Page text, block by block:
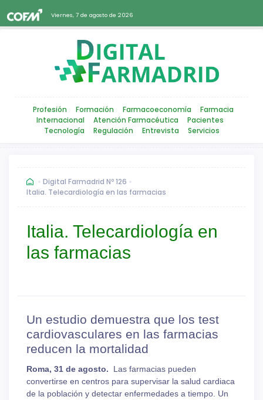
Viernes, 7 de agosto de 2026
Profesión Formación Farmacoeconomía
Farmacia
Internacional
Atención Farmacéutica
Pacientes
Tecnología
Regulación Entrevista Servicios
Digital Farmadrid Nº 126
Italia. Telecardiología en las farmacias
Italia. Telecardiología en
las farmacias
Un estudio demuestra que los test
cardiovasculares en las farmacias
reducen la mortalidad
Roma, 31 de agosto. Las farmacias pueden
convertirse en centros para supervisar la salud cardiaca
de la población y detectar enfermedades a tiempo. Un